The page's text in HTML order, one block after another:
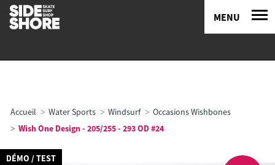
MENU
Accueil Water Sports Windsurf
Occasions Wishbones
Wish One Design - 205/255 - 293 OD #24
DÉMO / TEST